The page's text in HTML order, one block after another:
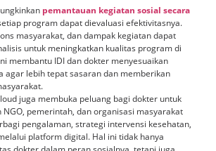
pemantauan kegiatan sosial secara
program dapat dievaluasi efektivitasnya.
masyarakat, dan dampak kegiatan dapat
untuk meningkatkan kualitas program di
membantu IDI dan dokter menyesuaikan
agar lebih tepat sasaran dan memberikan
juga membuka peluang bagi dokter untuk
NGO, pemerintah, dan organisasi masyarakat
pengalaman, strategi intervensi kesehatan,
platform digital. Hal ini tidak hanya